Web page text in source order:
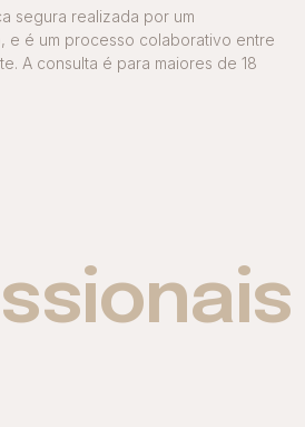
segura realizada por um
e é um processo colaborativo entre
A consulta é para maiores de 18